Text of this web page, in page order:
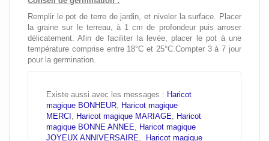
Remplir le pot de terre de jardin, et niveler la surface. Placer
la graine sur le terreau, à 1 cm de profondeur puis arroser
délicatement.Afin de faciliter la levée, placer le pot à une
température comprise entre 18°C et 25°C.Compter 3 à 7 jour
pour la germination.
Existe aussi avec les messages : Haricot
magique BONHEUR, Haricot magique
MERCI , Haricot magique MARIAGE, Haricot
magique BONNE ANNEE, Haricot magique
JOYEUX ANNIVERSAIRE,
Haricot magique